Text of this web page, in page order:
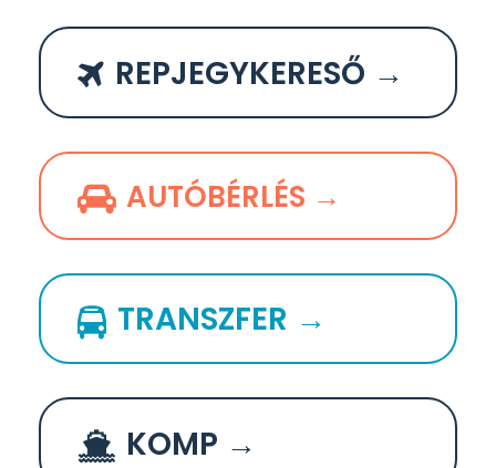
REPJEGYKERESŐ →
AUTÓBÉRLÉS →
TRANSZFER →
KOMP →